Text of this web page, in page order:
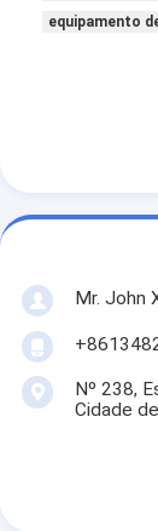
equipamento
Mr. John
Nº 238,
Cidade